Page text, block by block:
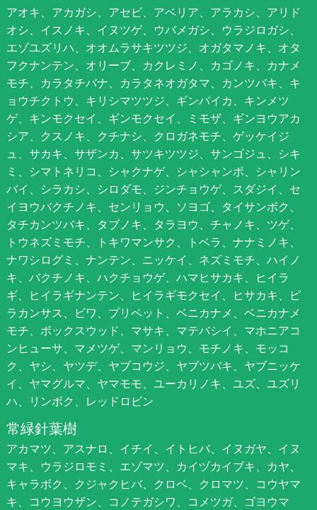
アオキ、アカガシ、アセビ、アベリア、アラカシ、アリド
オシ、イスノキ、イヌツゲ、ウバメガシ、ウラジロガシ、
エゾユズリハ、オオムラサキツツジ、オガタマノキ、オタ
フクナンテン、オリーブ、カクレミノ、カゴノキ、カナメ
モチ、カラタチバナ、カラタネオガタマ、カンツバキ、キ
ョウチクトウ、キリシマツツジ、ギンバイカ、キンメツ
ゲ、キンモクセイ、ギンモクセイ、ミモザ、ギンヨウアカ
シア、クスノキ、クチナシ、クロガネモチ、ゲッケイジ
ュ、サカキ、サザンカ、サツキツツジ、サンゴジュ、シキ
ミ、シマトネリコ、シャクナゲ、シャシャンポ、シャリン
バイ、シラカシ、シロダモ、ジンチョウゲ、スダジイ、セ
イヨウバクチノキ、センリョウ、ソヨゴ、タイサンボク、
タチカンツバキ、タブノキ、タラヨウ、チャノキ、ツゲ、
トウネズミモチ、トキワマンサク、トベラ、ナナミノキ、
ナワシログミ、ナンテン、ニッケイ、ネズミモチ、ハイノ
キ、バクチノキ、ハクチョウゲ、ハマヒサカキ、ヒイラ
ギ、ヒイラギナンテン、ヒイラギモクセイ、ヒサカキ、ピ
ラカンサス、ビワ、プリペット、ベニカナメ、ベニカナメ
モチ、ボックスウッド、マサキ、マテバシイ、マホニアコ
ンヒューサ、マメツゲ、マンリョウ、モチノキ、モッコ
ク、ヤシ、ヤツデ、ヤブコウジ、ヤブツバキ、ヤブニッケ
イ、ヤマグルマ、ヤマモモ、ユーカリノキ、ユズ、ユズリ
ハ、リンボク、レッドロビン
常緑針葉樹
アカマツ、アスナロ、イチイ、イトヒバ、イヌガヤ、イヌ
マキ、ウラジロモミ、エゾマツ、カイヅカイブキ、カヤ、
キャラボク、クジャクヒバ、クロベ、クロマツ、コウヤマ
キ、コウヨウザン、コノテガシワ、コメツガ、ゴヨウマ